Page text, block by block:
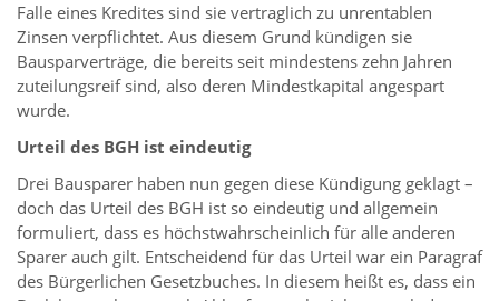
Falle eines Kredites sind sie vertraglich zu unrentablen
Zinsen verpflichtet. Aus diesem Grund kündigen sie
Bausparverträge, die bereits seit mindestens zehn Jahren
zuteilungsreif sind, also deren Mindestkapital angespart
wurde.
Urteil des BGH ist eindeutig
Drei Bausparer haben nun gegen diese Kündigung geklagt –
doch das Urteil des BGH ist so eindeutig und allgemein
formuliert, dass es höchstwahrscheinlich für alle anderen
Sparer auch gilt. Entscheidend für das Urteil war ein Paragraf
des Bürgerlichen Gesetzbuches. In diesem heißt es, dass ein